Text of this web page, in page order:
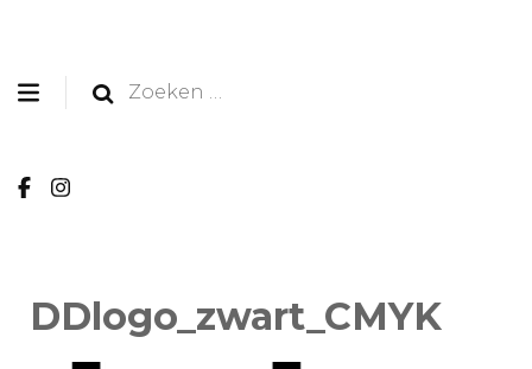
Zoeken
projectburo
DDlogo_zwart_CMYK